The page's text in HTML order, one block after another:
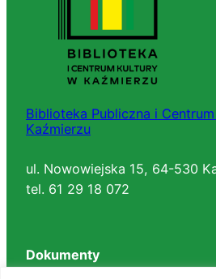
Biblioteka Publiczna i
Kaźmierzu
ul. Nowowiejska 15, 64-530
tel. 61 29 18 072
Dokumenty